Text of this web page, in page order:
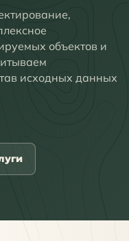
объектов и
исходных данных